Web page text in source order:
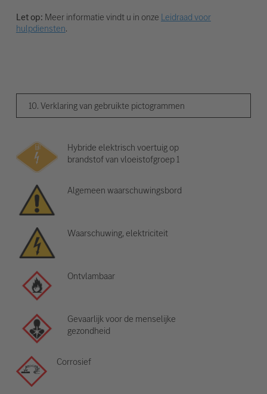
Let op: Meer informatie vindt u in onze Leidraad voor
hulpdiensten.
10. Verklaring van gebruikte pictogrammen
Hybride elektrisch voertuig op
brandstof van vloeistofgroep 1
Algemeen waarschuwingsbord
Waarschuwing, elektriciteit
Ontvlambaar
Gevaarlijk voor de menselijke
gezondheid
Corrosief